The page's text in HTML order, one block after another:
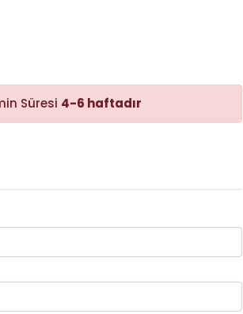
Süresi 4-6 haftadır
Alma
Seçenekleri
Stok durumuna